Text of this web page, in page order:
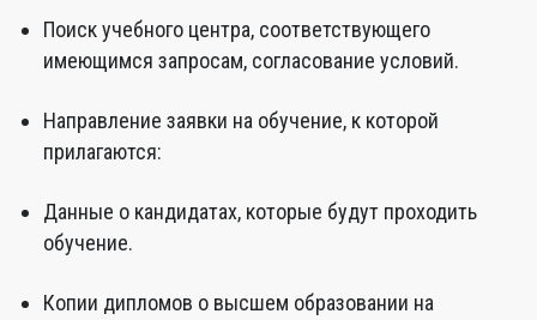
Поиск учебного центра, соответствующего
имеющимся запросам, согласование условий.
Направление заявки на обучение, к которой
прилагаются:
Данные о кандидатах, которые будут проходить
обучение.
Копии дипломов о высшем образовании на